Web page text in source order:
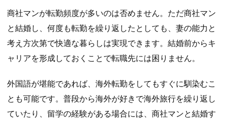
商社マンが転勤頻度が多いのは否めません。ただ商社マン
と結婚し、何度も転勤を繰り返したとしても、妻の能力と
考え方次第で快適な暮らしは実現できます。結婚前からキ
ャリアを形成しておくことで転職先には困りません。
外国語が堪能であれば、海外転勤をしてもすぐに馴染むこ
とも可能です。普段から海外が好きで海外旅行を繰り返し
ていたり、留学の経験がある場合には、商社マンと結婚す